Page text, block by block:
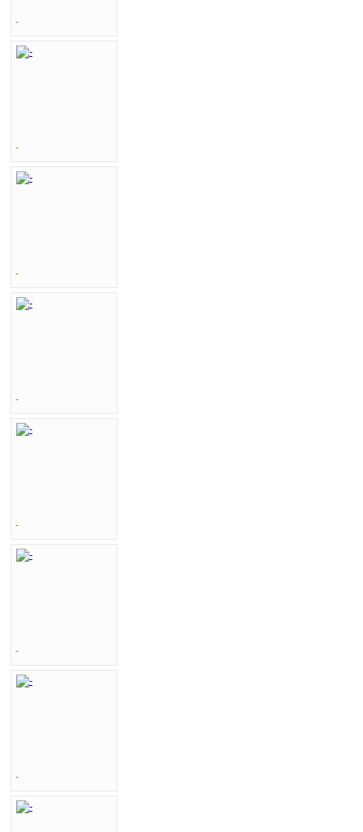
-
-
-
-
-
-
-